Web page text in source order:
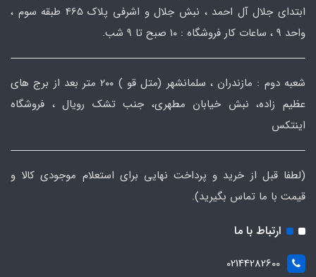
ابتدای جلال آل احمد ، نبش جلال و اشرفی پلاک 465 طبقه سوم ،
واحد ۹ ، ساعات کار فروشگاه : ۱۰ صبح تا ۹ شب.
شعبه دوم : مازندران ، سلمانشهر (متل قو ) ۲۰۰ متر بعد از برج های
عظیم زاده، نبش خیابان مطهری، جنب تشک رویال ، فروشگاه
اینتکس
(لطفا قبل از خرید و پرداخت نهایی برای استعلام موجودی کالا و
قیمت با ما تماس بگیرید).
ارتباط با ما
02144282600